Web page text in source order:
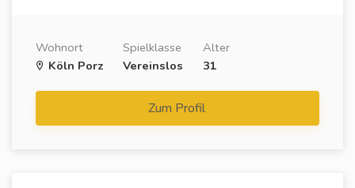
Wohnort
Köln Porz
Spielklasse
Vereinslos
Alter
31
Zum Profil